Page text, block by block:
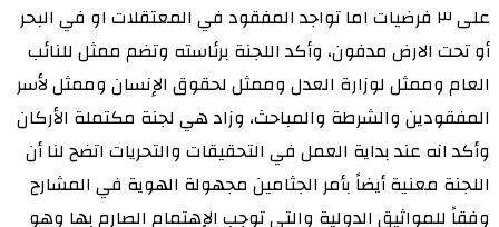
على ٣ فرضيات اما تواجد المفقود في المعتقلات او في البحر
أو تحت الارض مدفون، وأكد اللجنة برئاسته وتضم ممثل للنائب
العام وممثل لوزارة العدل وممثل لحقوق الإنسان وممثل لأسر
المفقودين والشرطة والمباحث، وزاد هي لجنة مكتملة الأركان
وأكد انه عند بداية العمل في التحقيقات والتحريات اتضح لنا أن
اللجنة معنية أيضاً بأمر الجثامين مجهولة الهوية في المشارح
وفقاً للمواثيق الدولية والتي توجب الإهتمام الصارم بها وهو